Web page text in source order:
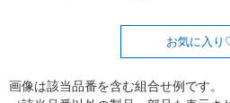
お気に入り
画像は該当品番を含む組合せ例です。